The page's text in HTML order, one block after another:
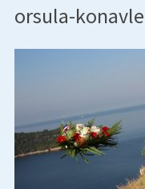
orsula-